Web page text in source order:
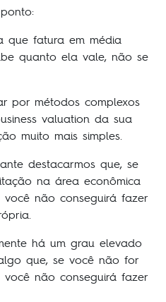
que fatura em média
quanto ela vale, não se
por métodos complexos
valuation da sua
muito mais simples.
destacarmos que, se
na área econômica
não conseguirá fazer
há um grau elevado
que, se você não for
você não conseguirá fazer